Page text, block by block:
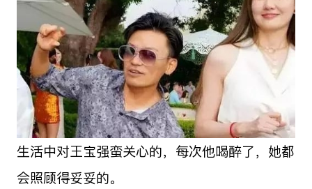
生活中对王宝强蛮关心的，每次他喝醉了，她都
会照顾得妥妥的。